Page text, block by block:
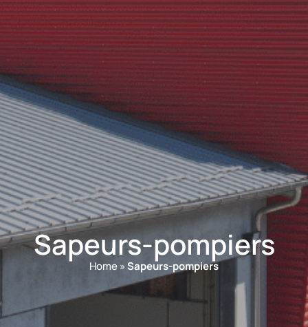
Sapeurs-pompiers
Home»Sapeurs-pompiers